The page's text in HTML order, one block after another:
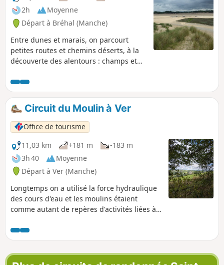
2h
Moyenne
Départ à Bréhal (Manche)
Entre dunes et marais, on parcourt
petites routes et chemins déserts, à la
découverte des alentours : champs et
anciennes maisons de pierre joliment
fleuries, et granges abandonnées où la
nature reprend ses droits. Le charme
(hélas) est trop souvent rompu par
l'apparition récente de grandes
habitations contemporaines parfois
quelque peu prétentieuses.
Circuit du Moulin à Ver
Office de tourisme
11,03 km
+181 m
-183 m
3h 40
Moyenne
Départ à Ver (Manche)
Longtemps on a utilisé la force hydraulique
des cours d'eau et les moulins étaient
comme autant de repères d'activités liées à
cours de la Sienne, fleuve côtier réputé pour
accueillir les grands migrateurs (saumon
atlantique, lamproie marine et anguille), le
seuil du Moulin de Ver a été effacé en 2010